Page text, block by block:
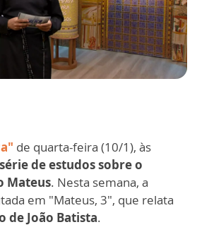
de quarta-feira (10/1), às
série de estudos sobre o
Mateus. Nesta semana, a
em "Mateus, 3", que relata
de João Batista.